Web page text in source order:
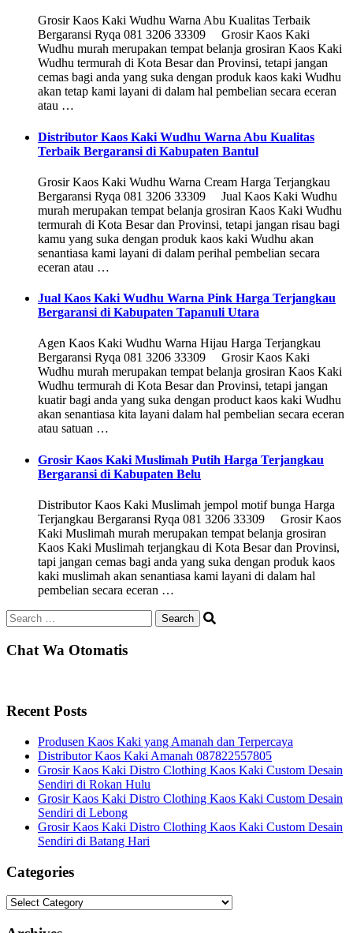
Grosir Kaos Kaki Wudhu Warna Abu Kualitas Terbaik
Bergaransi Ryqa 081 3206 33309 Grosir Kaos Kaki
Wudhu murah merupakan tempat belanja grosiran Kaos Kaki
Wudhu termurah di Kota Besar dan Provinsi, tetapi jangan
cemas bagi anda yang suka dengan produk kaos kaki Wudhu
akan tetap kami layani di dalam hal pembelian secara eceran
atau …
Distributor Kaos Kaki Wudhu Warna Abu Kualitas
Terbaik Bergaransi di Kabupaten Bantul
Grosir Kaos Kaki Wudhu Warna Cream Harga Terjangkau
Bergaransi Ryqa 081 3206 33309 Jual Kaos Kaki Wudhu
murah merupakan tempat belanja grosiran Kaos Kaki Wudhu
termurah di Kota Besar dan Provinsi, tetapi jangan risau bagi
kamu yang suka dengan produk kaos kaki Wudhu akan
senantiasa kami layani di dalam perihal pembelian secara
eceran atau …
Jual Kaos Kaki Wudhu Warna Pink Harga Terjangkau
Bergaransi di Kabupaten Tapanuli Utara
Agen Kaos Kaki Wudhu Warna Hijau Harga Terjangkau
Bergaransi Ryqa 081 3206 33309 Grosir Kaos Kaki
Wudhu murah merupakan tempat belanja grosiran Kaos Kaki
Wudhu termurah di Kota Besar dan Provinsi, tetapi jangan
kuatir bagi anda yang suka dengan product kaos kaki Wudhu
akan senantiasa kita layani dalam hal pembelian secara eceran
atau satuan …
Grosir Kaos Kaki Muslimah Putih Harga Terjangkau
Bergaransi di Kabupaten Belu
Distributor Kaos Kaki Muslimah jempol motif bunga Harga
Terjangkau Bergaransi Ryqa 081 3206 33309 Grosir Kaos
Kaki Muslimah murah merupakan tempat belanja grosiran
Kaos Kaki Muslimah terjangkau di Kota Besar dan Provinsi,
tapi jangan cemas bagi anda yang suka dengan produk kaos
kaki muslimah akan senantiasa kami layani di dalam hal
pembelian secara eceran …
Search
for:
Chat Wa Otomatis
Recent Posts
Produsen Kaos Kaki yang Amanah dan Terpercaya
Distributor Kaos Kaki Amanah 087822557805
Grosir Kaos Kaki Distro Clothing Kaos Kaki Custom Desain
Sendiri di Rokan Hulu
Grosir Kaos Kaki Distro Clothing Kaos Kaki Custom Desain
Sendiri di Lebong
Grosir Kaos Kaki Distro Clothing Kaos Kaki Custom Desain
Sendiri di Batang Hari
Categories
Categories